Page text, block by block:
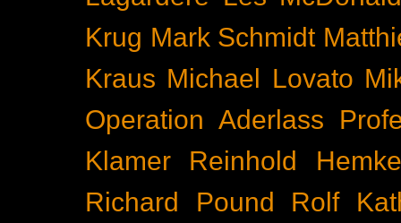
Krug Mark Schmidt
Kraus Michael Lovato
Operation Aderlass
Klamer
Reinhold
Richard Pound
Rolf